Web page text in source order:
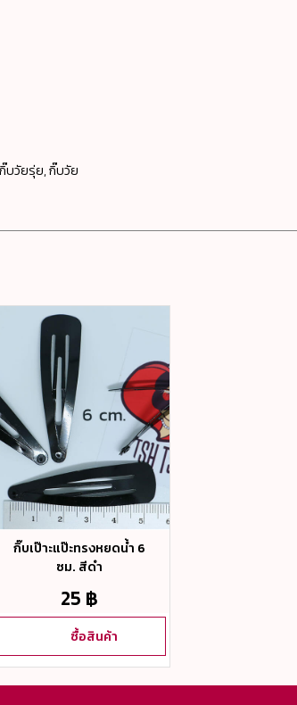
บวัยรุ่ย, กิ๊บวัย
กิ๊บเป๊าะแป๊ะทรงหยดน้ำ 6
ซม. สีดำ
25 ฿
ซื้อสินค้า